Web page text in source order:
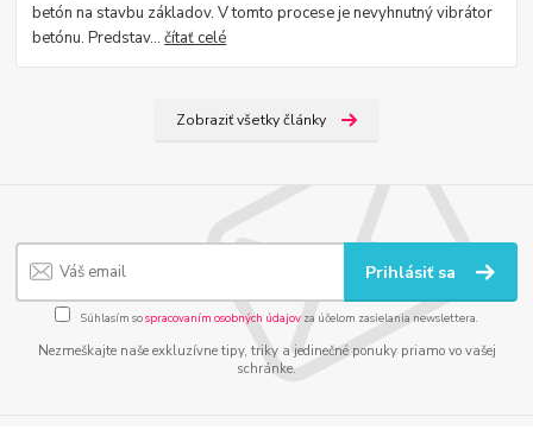
betón na stavbu základov. V tomto procese je nevyhnutný vibrátor
betónu. Predstav...čítať celé
Zobraziť všetky články
Prihlásiť sa
Súhlasím sospracovaním osobných údajov za účelom zasielania newslettera.
Nezmeškajte naše exkluzívne tipy, triky a jedinečné ponuky priamo vo vašej
schránke.